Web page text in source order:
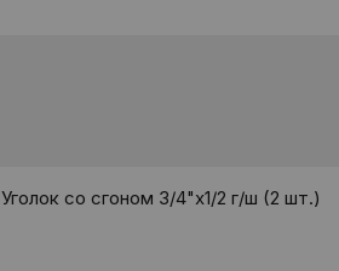
Уголок со сгоном 3/4"х1/2 г/ш (2 шт.)